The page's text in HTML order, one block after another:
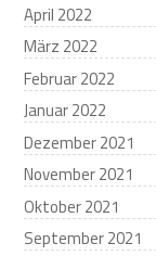
April 2022
März 2022
Februar 2022
Januar 2022
Dezember 2021
November 2021
Oktober 2021
September 2021